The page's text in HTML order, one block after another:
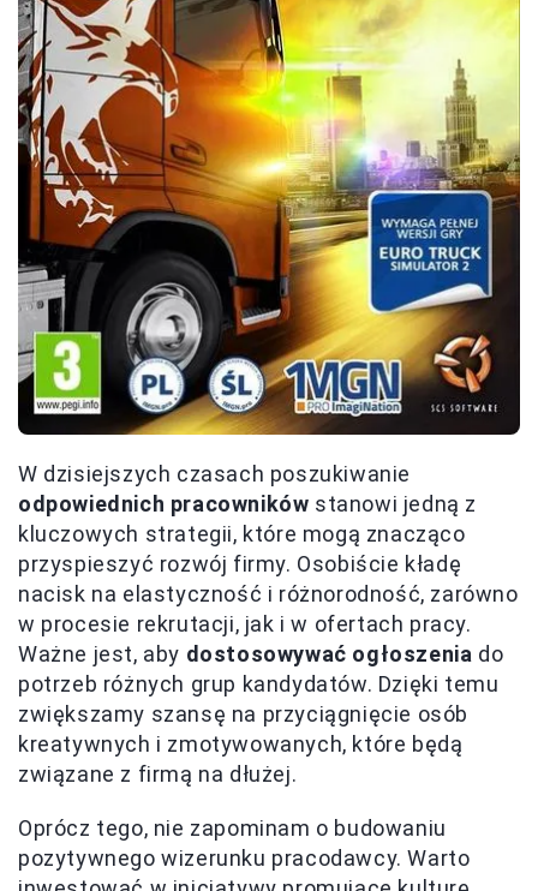
W dzisiejszych czasach poszukiwanie
odpowiednich pracowników stanowi jedną z
kluczowych strategii, które mogą znacząco
przyspieszyć rozwój firmy. Osobiście kładę
nacisk na elastyczność i różnorodność, zarówno
w procesie rekrutacji, jak i w ofertach pracy.
Ważne jest, aby dostosowywać ogłoszenia do
potrzeb różnych grup kandydatów. Dzięki temu
zwiększamy szansę na przyciągnięcie osób
kreatywnych i zmotywowanych, które będą
związane z firmą na dłużej.
Oprócz tego, nie zapominam o budowaniu
pozytywnego wizerunku pracodawcy. Warto